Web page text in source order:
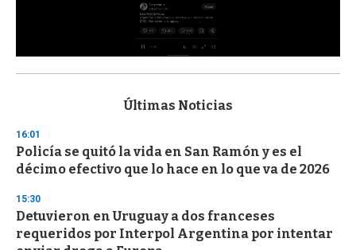
s
d
s
o
f
3
s
c
Últimas Noticias
16:01
Policía se quitó la vida en San Ramón y es el
décimo efectivo que lo hace en lo que va de 2026
15:30
Detuvieron en Uruguay a dos franceses
requeridos por Interpol Argentina por intentar